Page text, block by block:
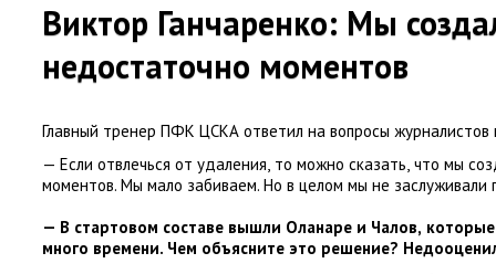
Виктор Ганчаренко: Мы
недостаточно моментов
Главный тренер ПФК ЦСКА ответил на вопросы журналистов
— Если отвлечься от удаления, то можно сказать, что мы
моментов. Мы мало забиваем. Но в целом мы не заслуживали
— В стартовом составе вышли Оланаре и Чалов,
много времени. Чем объясните это решение?